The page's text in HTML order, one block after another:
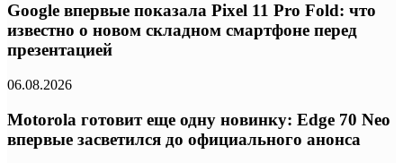
Google впервые показала Pixel 11 Pro Fold: что
известно о новом складном смартфоне перед
презентацией
06.08.2026
Motorola готовит еще одну новинку: Edge 70 Neo
впервые засветился до официального анонса